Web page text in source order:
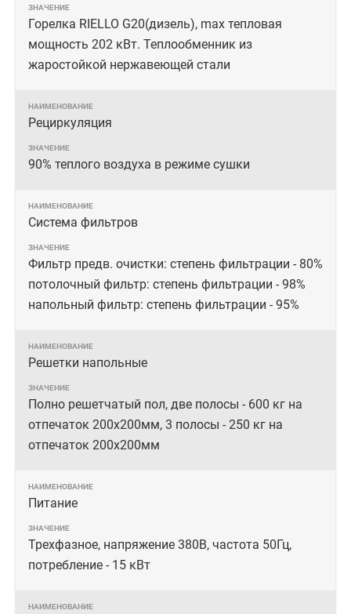
Горелка RIELLO G20(дизель), max тепловая
мощность 202 кВт. Теплообменник из
жаростойкой нержавеющей стали
Рециркуляция
90% теплого воздуха в режиме сушки
Система фильтров
Фильтр предв. очистки: степень фильтрации - 80%
потолочный фильтр: степень фильтрации - 98%
напольный фильтр: степень фильтрации - 95%
Решетки напольные
Полно решетчатый пол, две полосы - 600 кг на
отпечаток 200х200мм, 3 полосы - 250 кг на
отпечаток 200х200мм
Питание
Трехфазное, напряжение 380В, частота 50Гц,
потребление - 15 кВт